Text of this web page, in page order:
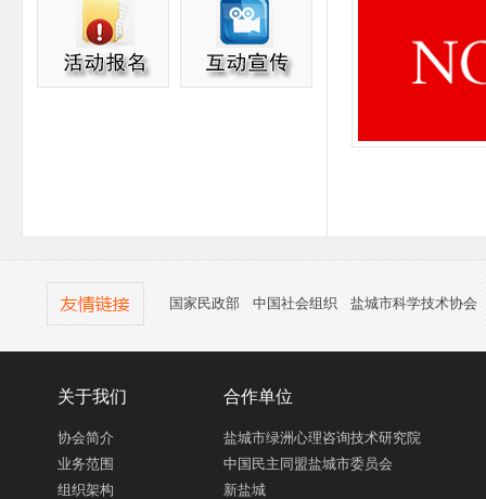
国家民政部 中国社会组织 盐城市科学技术协会
关于我们 合作单位
协会简介
业务范围
组织架构
盐城市绿洲心理咨询技术研究院
中国民主同盟盐城市委员会
新盐城